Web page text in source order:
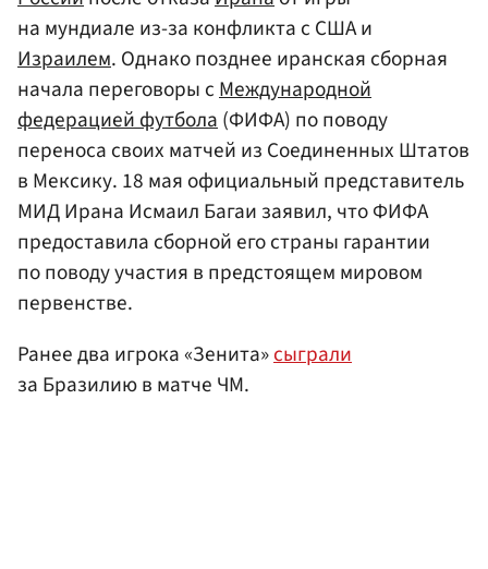
на мундиале из-за конфликта с США и
Израилем. Однако позднее иранская сборная
начала переговоры сМеждународной
федерацией футбола(ФИФА) по поводу
переноса своих матчей из Соединенных Штатов
в Мексику. 18 мая официальный представитель
МИД Ирана Исмаил Багаи заявил, что ФИФА
предоставила сборной его страны гарантии
по поводу участия в предстоящем мировом
первенстве.
Ранее два игрока «Зенита»сыграли
за Бразилию в матче ЧМ.